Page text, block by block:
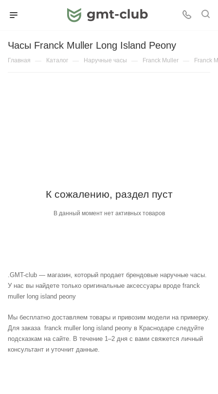
Часы Franck Muller Long Island Peony
Главная — Каталог — Наручные часы — Franck Muller — Franck
К сожалению, раздел пуст
В данный момент нет активных товаров
GMT-club — магазин, который продает брендовые наручные часы.
У нас вы найдете только оригинальные аксессуары вроде franck
muller long island peony
Мы бесплатно доставляем товары и привозим модели на примерку.
Для заказа franck muller long island peony в Краснодаре следуйте
подсказкам на сайте. В течение 1–2 дня с вами свяжется личный
консультант и уточнит данные.